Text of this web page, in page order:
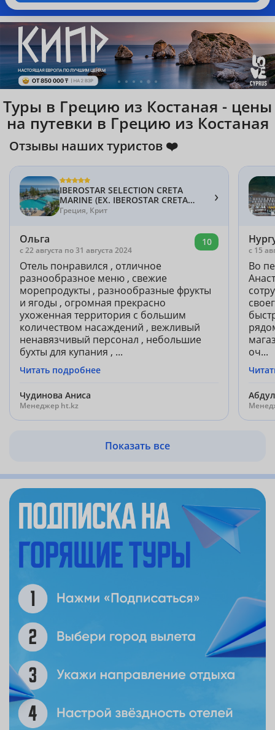
Туры в Грецию из Костаная - цены
на путевки в Грецию из Костаная
Отзывы наших туристов ❤️
IBEROSTAR SELECTION CRETA
MARINE (EX. IBEROSTAR CRETA
MARINE) 5*
Греция, Крит
›
Ольга
c 22 августа по 31 августа 2024
10
Отель понравился , отличное
разнообразное меню , свежие
морепродукты , разнообразные фрукты
и ягоды , огромная прекрасно
ухоженная территория с большим
количеством насаждений , вежливый
ненавязчивый персонал , небольшие
бухты для купания , ...
Читать подробнее
Чудинова Аниса
Менеджер ht.kz
c 15
Во
оч...
Показать все